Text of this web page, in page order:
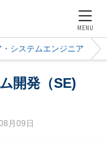
MENU
・システムエンジニア
開発（SE)
月09日